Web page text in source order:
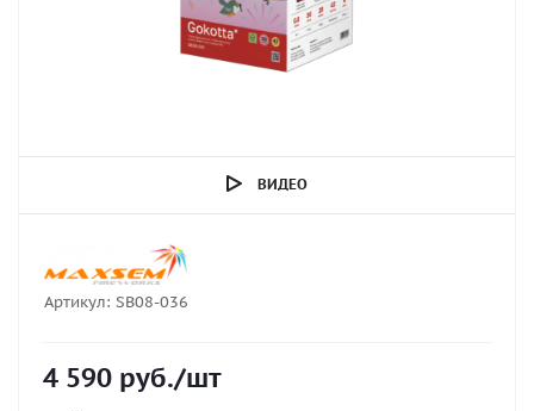
ВИДЕО
Артикул: SB08-036
4 590 руб./шт